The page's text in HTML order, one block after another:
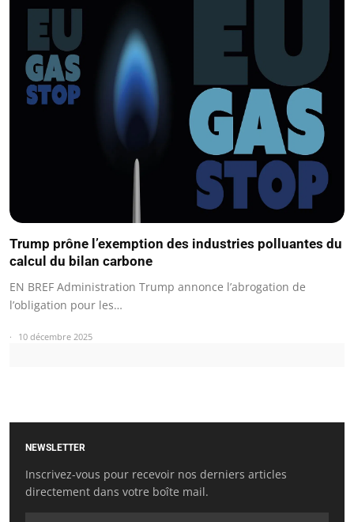
Trump prône l’exemption des industries polluantes du
calcul du bilan carbone
EN BREF Administration Trump annonce l’abrogation de
l’obligation pour les…
10 décembre 2025
NEWSLETTER
Inscrivez-vous pour recevoir nos derniers articles
directement dans votre boîte mail.